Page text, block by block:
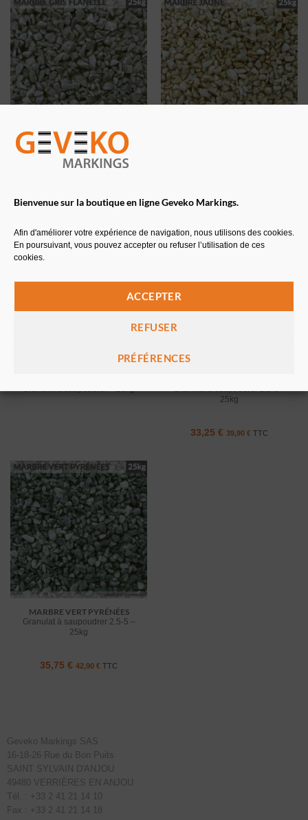
Bienvenue sur la boutique en ligne Geveko Markings.
Afin d'améliorer votre expérience de navigation, nous utilisons des cookies.
En poursuivant, vous pouvez accepter ou refuser l’utilisation de ces
cookies.
ACCEPTER
REFUSER
PRÉFÉRENCES
MARBRE GRIS FLANELLE
Granulat à saupoudrer – 25kg
Granulat à saupoudrer – 25kg
Granulat à saupoudrer 2.5-5 –
25kg
33,25 € 39,90 € TTC
MARBRE VERT PYRÉNÉES
Granulat à saupoudrer 2.5-5 –
25kg
35,75 € 42,90 € TTC
Geveko Markings SAS
16-18-26 Rue du Bon Puits
SAINT SYLVAIN D'ANJOU
49480 VERRIÈRES EN ANJOU
Tél. : +33 2 41 21 14 10
Fax : +33 2 41 21 14 18